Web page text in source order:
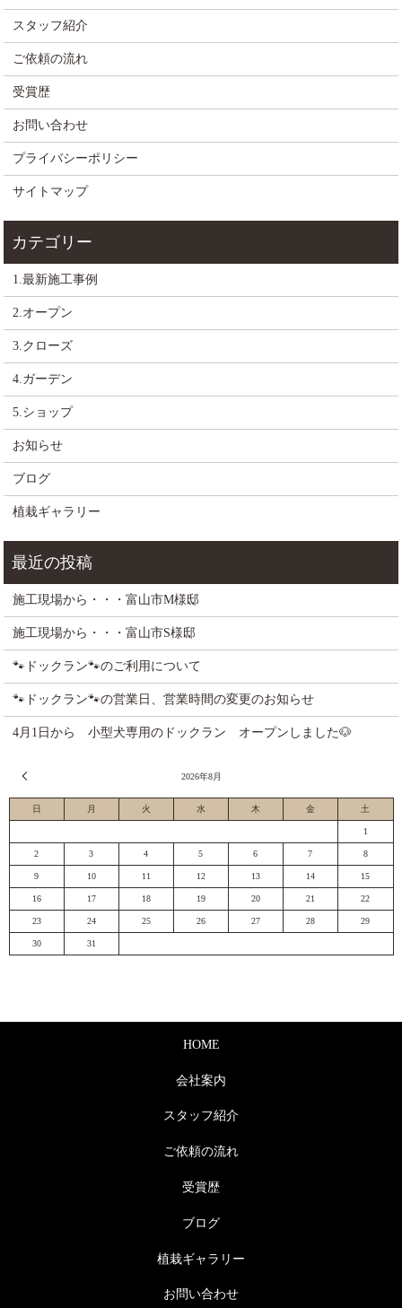
スタッフ紹介
ご依頼の流れ
受賞歴
お問い合わせ
プライバシーポリシー
サイトマップ
1.最新施工事例
2.オープン
3.クローズ
4.ガーデン
5.ショップ
お知らせ
ブログ
植栽ギャラリー
施工現場から・・・富山市M様邸
施工現場から・・・富山市S様邸
🐾ドックラン🐾のご利用について
🐾ドックラン🐾の営業日、営業時間の変更のお知らせ
4月1日から 小型犬専用のドックラン オープンしました🐶
2026年8月
日 月 火 水 木 金 土
1
2 3 4 5 6 7 8
9 10 11 12 13 14 15
16 17 18 19 20 21 22
23 24 25 26 27 28 29
30 31
HOME
会社案内
スタッフ紹介
ご依頼の流れ
受賞歴
ブログ
植栽ギャラリー
お問い合わせ